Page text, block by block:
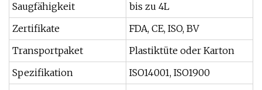
Saugfähigkeit
bis zu 4L
Zertifikate
FDA, CE, ISO, BV
Transportpaket
Plastiktüte oder Karton
Spezifikation
ISO14001, ISO1900